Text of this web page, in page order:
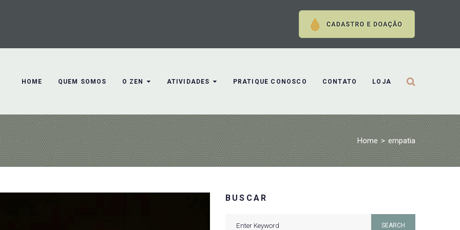
HOME QUEM SOMOS O ZEN ATIVIDADES PRATIQUE CONOSCO CONTATO LOJA
Home > empatia
BUSCAR
SEARCH